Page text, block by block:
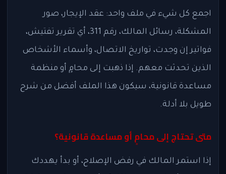
اجمع كل شيء في ملف واحد: عقد الإيجار، صور
المشكلة، رسائل المالك، رقم 311، أي تقرير تفتيش،
فواتير إن وجدت، تواريخ الاتصال، وأسماء الأشخاص
الذين تحدثت معهم. إذا ذهبت إلى محامٍ أو منظمة
مساعدة قانونية، سيكون هذا الملف أفضل من شرح
طويل بلا أدلة.
متى تحتاج إلى محامٍ أو مساعدة قانونية؟
إذا استمر المالك في رفض الإصلاح، أو بدأ يهددك